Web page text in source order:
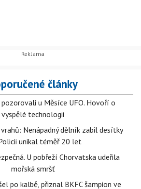
články
u Měsíce UFO. Hovoří o
vyspělé technologii
Nenápadný dělník zabil desítky
unikal téměř 20 let
U pobřeží Chorvatska udeřila
mořská smršť
po kalbě, přiznal BKFC šampion ve